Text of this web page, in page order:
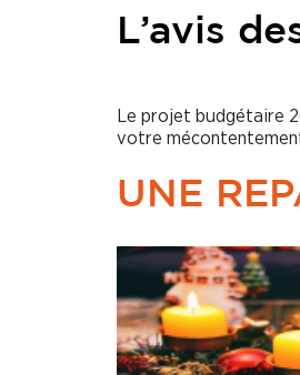
L’avis
Le projet budgétaire
votre
UNE